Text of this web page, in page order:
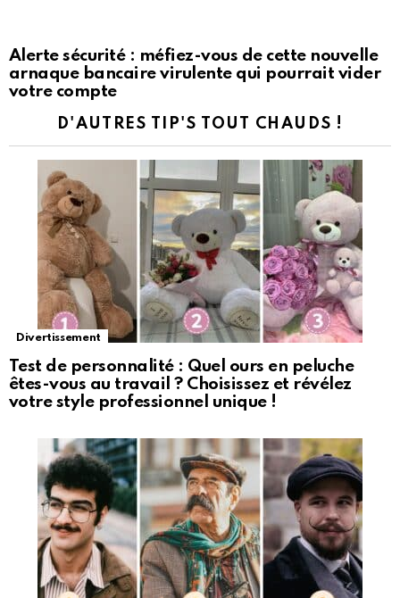
Alerte sécurité : méfiez-vous de cette nouvelle
arnaque bancaire virulente qui pourrait vider
votre compte
D'AUTRES TIP'S TOUT CHAUDS !
Divertissement
Test de personnalité : Quel ours en peluche
êtes-vous au travail ? Choisissez et révélez
votre style professionnel unique !